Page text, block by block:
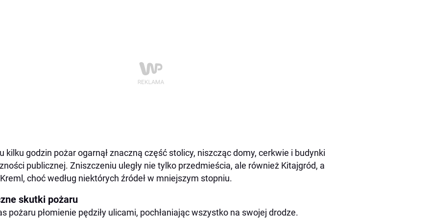
kilku godzin pożar ogarnął znaczną część stolicy, niszcząc domy, cerkwie i budynki
publicznej. Zniszczeniu uległy nie tylko przedmieścia, ale również Kitajgród, a
choć według niektórych źródeł w mniejszym stopniu.
skutki pożaru
pożaru płomienie pędziły ulicami, pochłaniając wszystko na swojej drodze.